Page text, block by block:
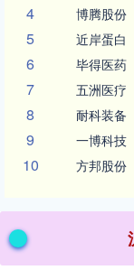
4 博腾股份
5 近岸蛋白
6 毕得医药
7 五洲医疗
8 耐科装备
9 一博科技
10 方邦股份